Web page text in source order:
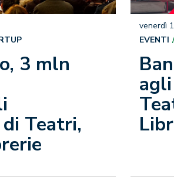
3 mln
Teatri,
venerdì
EVENTI